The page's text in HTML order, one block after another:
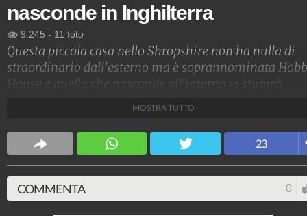
nasconde in Inghilterra
9.245 - 11 foto
Questa piccola casa nello Shropshire non ha nulla di
straordinario dall'esterno ma è soprannominata
House e quello che nasconde all'interno vi stupirà.
MOSTRA TUTTO
23
COMMENTA 0